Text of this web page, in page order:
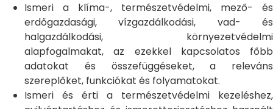
Ismeri a klíma-, természetvédelmi, mező- és
erdőgazdasági, vízgazdálkodási, vad- és
halgazdálkodási, környezetvédelmi
alapfogalmakat, az ezekkel kapcsolatos főbb
adatokat és összefüggéseket, a releváns
szereplőket, funkciókat és folyamatokat.
Ismeri és érti a természetvédelmi kezeléshez,